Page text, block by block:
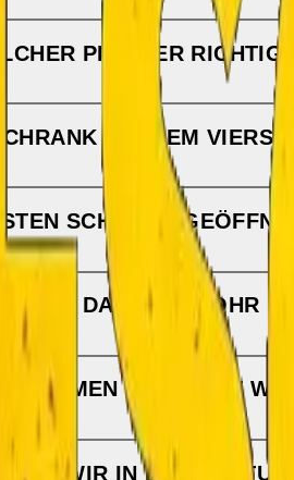
PILZ DER
MIT DEM
SCHRANK
DAS FERNROHR
KOMMEN WIR NICHT
WIR IN DIE